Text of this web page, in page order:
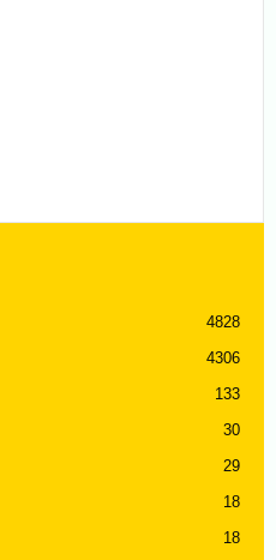
4828
4306
133
30
29
18
18